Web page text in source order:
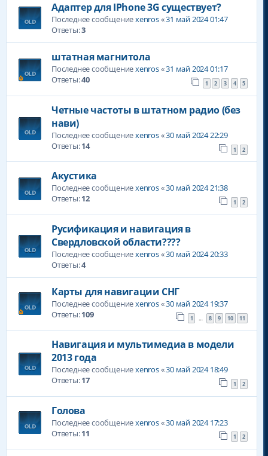
Адаптер для IPhone 3G существует?
Последнее сообщениеxenros«31 май 2024 01:47
Ответы:3
штатная магнитола
Последнее сообщениеxenros«31 май 2024 01:17
Ответы:40 1 2 3 4 5
Четные частоты в штатном радио (без
нави)
Последнее сообщениеxenros«30 май 2024 22:29
Ответы:14 1 2
Акустика
Последнее сообщениеxenros«30 май 2024 21:38
Ответы:12 1 2
Русификация и навигация в
Свердловской области????
Последнее сообщениеxenros«30 май 2024 20:33
Ответы:4
Карты для навигации СНГ
Последнее сообщениеxenros«30 май 2024 19:37
Ответы:109 1 … 8 9 10 11
Навигация и мультимедиа в модели
2013 года
Последнее сообщениеxenros«30 май 2024 18:49
Ответы:17 1 2
Голова
Последнее сообщениеxenros«30 май 2024 17:23
Ответы:11 1 2